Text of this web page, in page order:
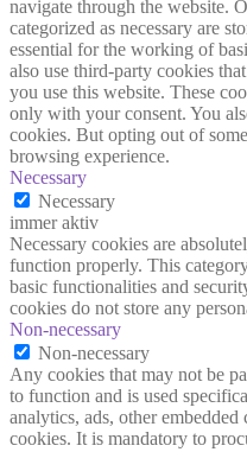
navigate through the website.
categorized as necessary are
essential for the working of
also use third-party cookies
you use this website. These
only with your consent. You
cookies. But opting out of
browsing experience.
Necessary
Necessary
immer aktiv
Necessary cookies are
function properly. This
basic functionalities and
cookies do not store any
Non-necessary
Non-necessary
Any cookies that may not be
to function and is used
analytics, ads, other embedded
cookies. It is mandatory to